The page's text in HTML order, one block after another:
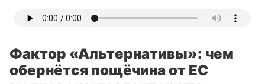
Фактор «Альтернативы»: чем
обернётся пощёчина от ЕС